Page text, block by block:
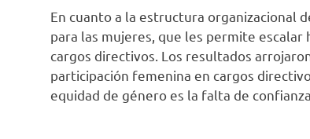
En cuanto a la estructura organizacional
para las mujeres, que les permite escalar
cargos directivos. Los resultados
participación femenina en cargos
equidad de género es la falta de